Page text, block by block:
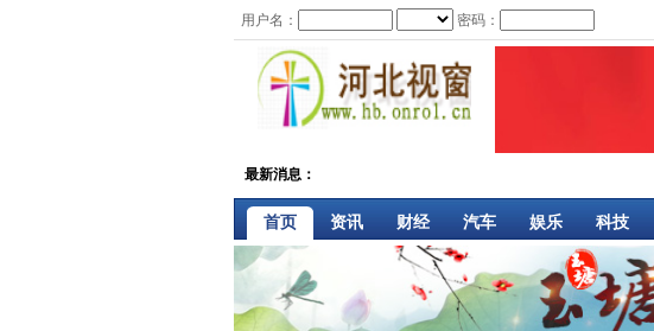
用户名： 密码：
最新消息：
首页 资讯 财经 汽车 娱乐 科技